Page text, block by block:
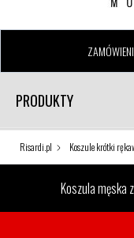
PRODUKTY
Risardi.pl Koszule krótki
rękawem 5503 - czerwona
Koszula męska